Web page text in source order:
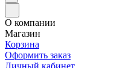
О компании
Магазин
Корзина
Оформить заказ
Личный кабинет